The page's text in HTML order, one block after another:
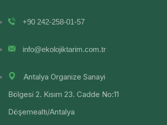
+90 242-258-01-57
info@ekolojiktarim.com.tr
Antalya Organize Sanayi
Bölgesi 2. Kısım 23. Cadde No:11
Döşemealtı/Antalya